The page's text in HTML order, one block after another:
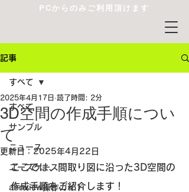
PCからのみご利用頂けます
記事
すべて
サンプル
ニュース
ユースケース
annview操作ガイド
すべて
3D空間の作成手順につい
て
2025年4月17日 読了時間: 2分
更新日： 2025年4月22日
ここでは、間取り図に沿った3D空間の
作成手順をご紹介します！